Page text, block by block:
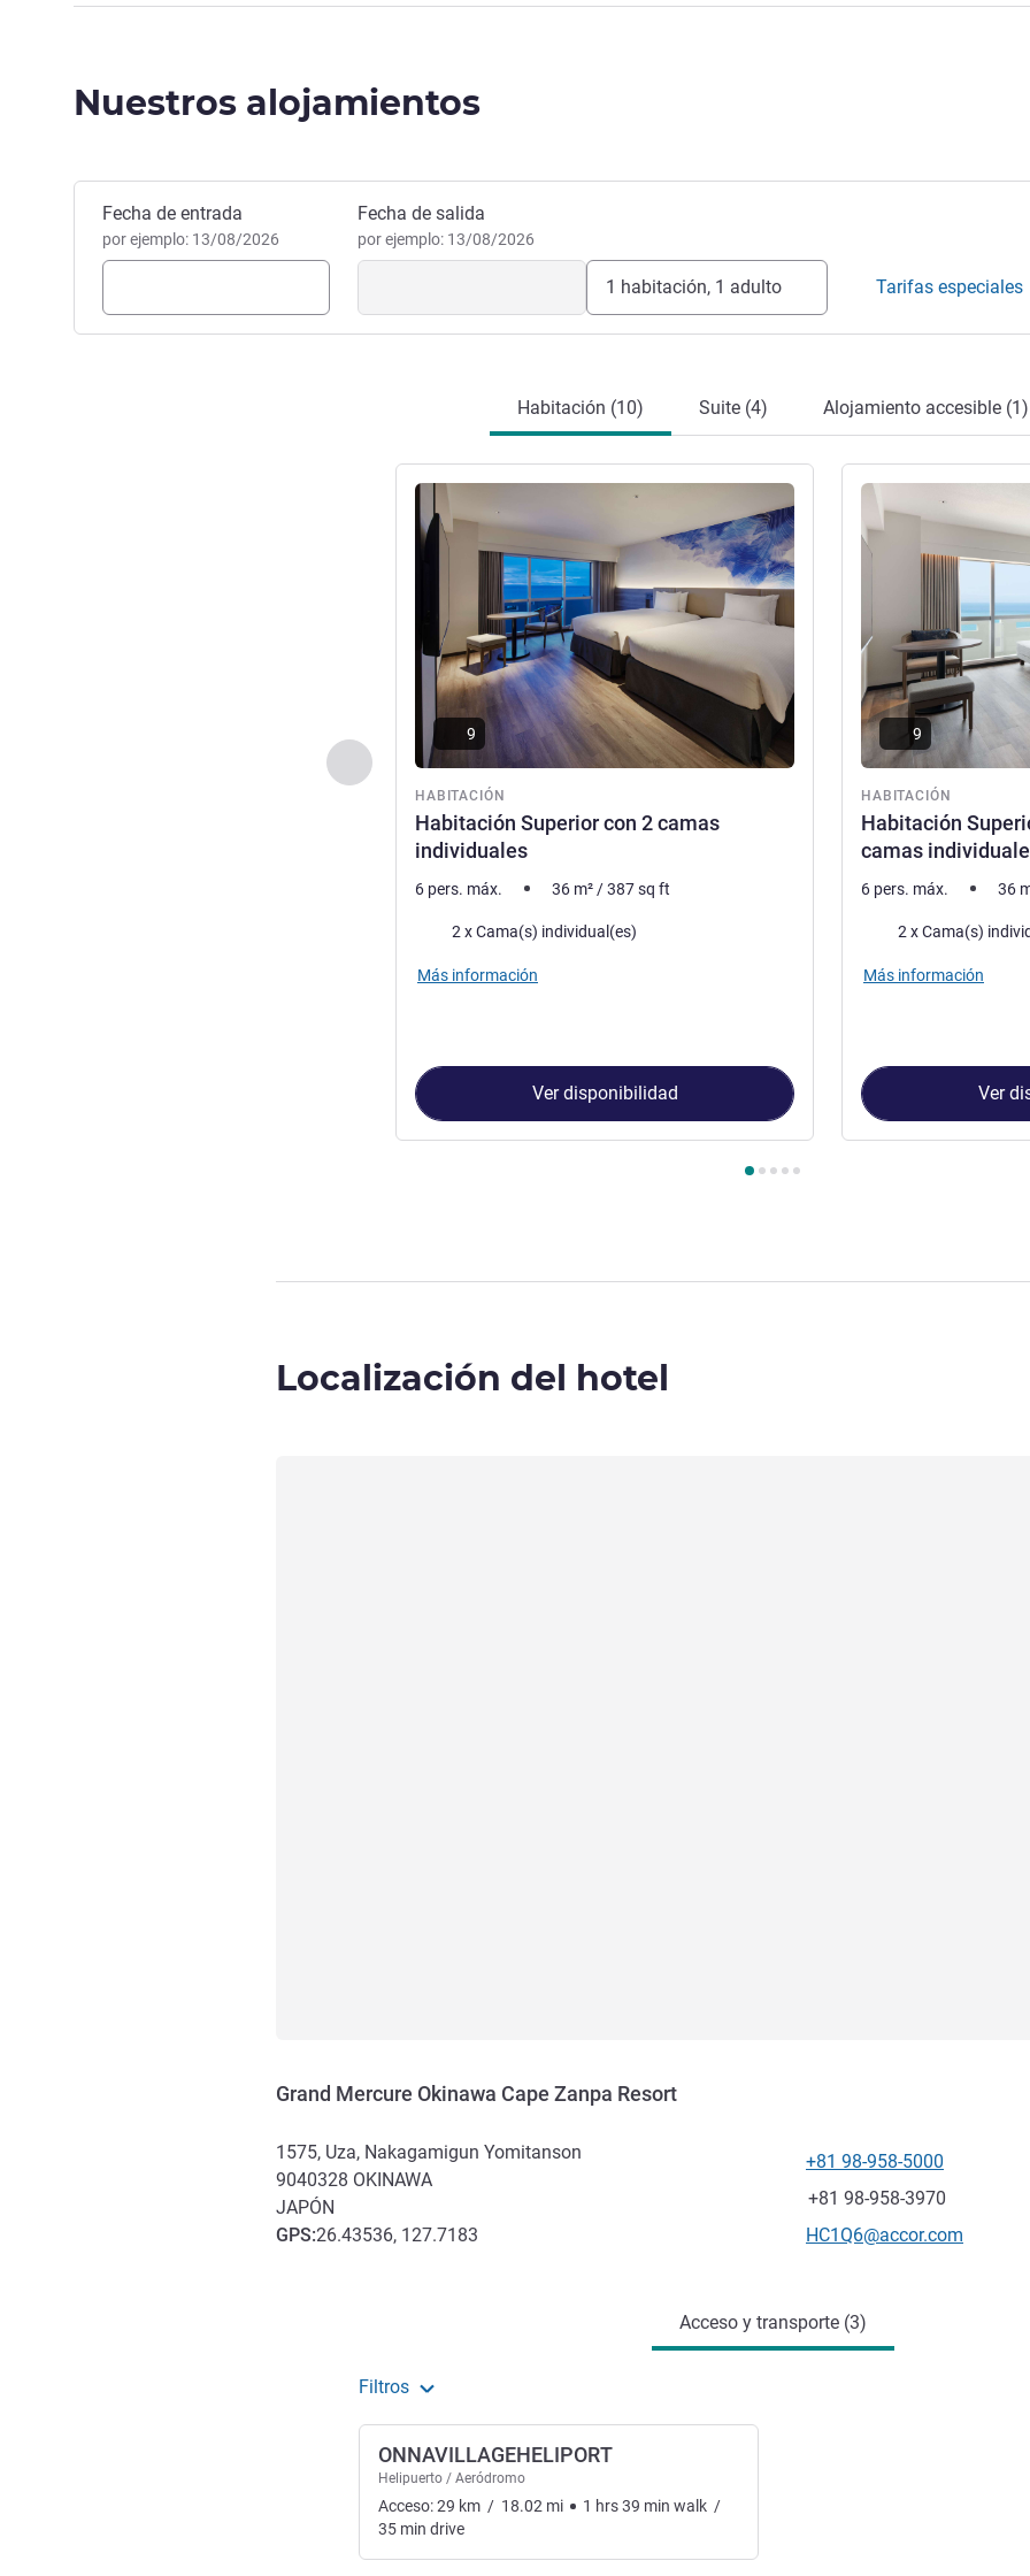
local, con piscina abierta todo el día y 3 toboganes de agua, atenderá
las necesidades de los viajeros más exigentes.
Nuestros alojamientos
Reservar este hotel
Fecha de entrada
por ejemplo: 13/08/2026
Fecha de salida
por ejemplo: 13/08/2026
1 habitación, 1 adulto Tarifas especiales
Habitación (10) Suite (4) Alojamiento accesible (1)
Anterior - Habitación
HABITACIÓN
Habitación Superior con 2 camas
individuales
Más información
9
6 pers. máx. 36 m² /387sq ft
Ropa de cama
2 x Cama(s) individual(es)
Más información
Ver disponibilidad
HABITACIÓN
Habitación
camas
Más información
9
6 pers. máx. 36
Ropa de cama
2 x Cama(s)
Más información
Ver
Localización del hotel
Grand Mercure Okinawa Cape Zanpa Resort
1575, Uza, Nakagamigun Yomitanson
9040328 OKINAWA
JAPÓN
GPS:26.43536, 127.7183
Teléfono
+81 98-958-5000
Fax
+81 98-958-3970
Correo electrónico de
HC1Q6@accor.com
Acceso y transporte (3)
Filtros
ONNAVILLAGEHELIPORT
Helipuerto / Aeródromo
Acceso:29 km / 18.02 mi 1 hrs39 min walk /
35 min drive